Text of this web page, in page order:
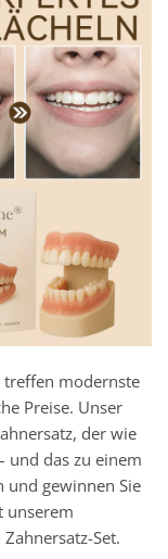
treffen modernste
Preise. Unser
der wie
und das zu einem
und gewinnen Sie
unserem
Set.